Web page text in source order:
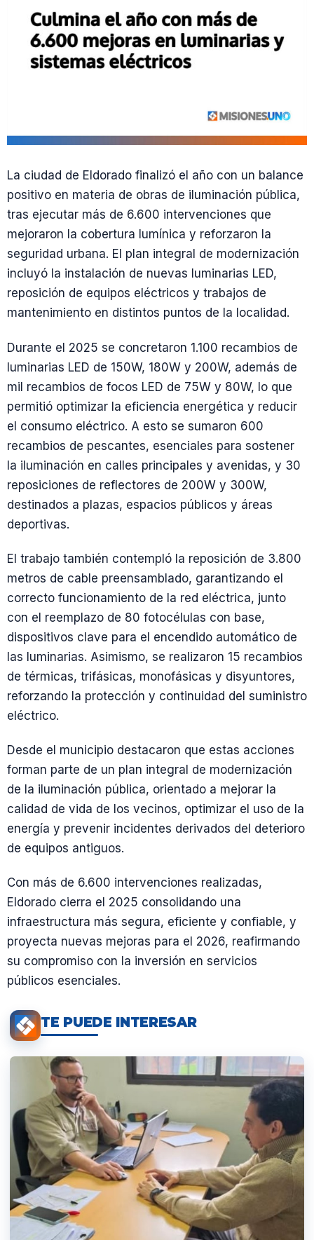
La ciudad de Eldorado finalizó el año con un balance
positivo en materia de obras de iluminación pública,
tras ejecutar más de 6.600 intervenciones que
mejoraron la cobertura lumínica y reforzaron la
seguridad urbana. El plan integral de modernización
incluyó la instalación de nuevas luminarias LED,
reposición de equipos eléctricos y trabajos de
mantenimiento en distintos puntos de la localidad.
Durante el 2025 se concretaron 1.100 recambios de
luminarias LED de 150W, 180W y 200W, además de
mil recambios de focos LED de 75W y 80W, lo que
permitió optimizar la eficiencia energética y reducir
el consumo eléctrico. A esto se sumaron 600
recambios de pescantes, esenciales para sostener
la iluminación en calles principales y avenidas, y 30
reposiciones de reflectores de 200W y 300W,
destinados a plazas, espacios públicos y áreas
deportivas.
El trabajo también contempló la reposición de 3.800
metros de cable preensamblado, garantizando el
correcto funcionamiento de la red eléctrica, junto
con el reemplazo de 80 fotocélulas con base,
dispositivos clave para el encendido automático de
las luminarias. Asimismo, se realizaron 15 recambios
de térmicas, trifásicas, monofásicas y disyuntores,
reforzando la protección y continuidad del suministro
eléctrico.
Desde el municipio destacaron que estas acciones
forman parte de un plan integral de modernización
de la iluminación pública, orientado a mejorar la
calidad de vida de los vecinos, optimizar el uso de la
energía y prevenir incidentes derivados del deterioro
de equipos antiguos.
Con más de 6.600 intervenciones realizadas,
Eldorado cierra el 2025 consolidando una
infraestructura más segura, eficiente y confiable, y
proyecta nuevas mejoras para el 2026, reafirmando
su compromiso con la inversión en servicios
públicos esenciales.
TE PUEDE INTERESAR